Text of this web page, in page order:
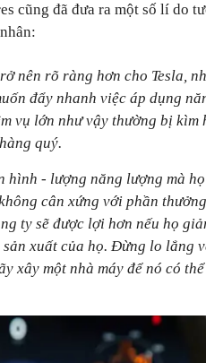
cũng đã đưa ra một số lí do
nên rõ ràng hơn cho Tesla,
đẩy nhanh việc áp dụng
vụ lớn như vậy thường bị kìm
quý.
hình - lượng năng lượng mà
cân xứng với phần
ty sẽ được lợi hơn nếu họ
xuất của họ. Đừng lo lắng
xây một nhà máy để nó có